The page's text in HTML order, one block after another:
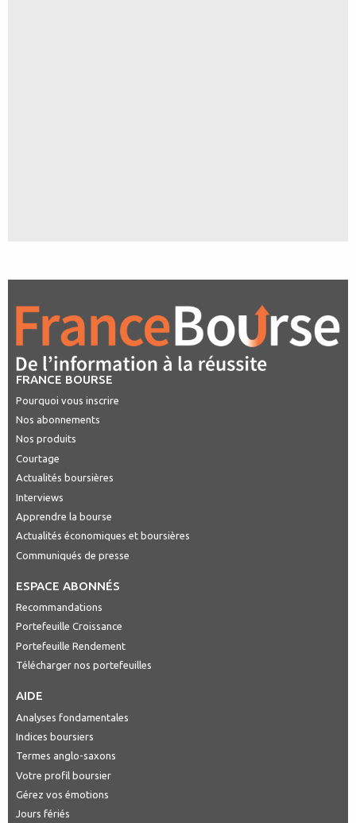
FRANCE BOURSE
Pourquoi vous inscrire
Nos abonnements
Nos produits
Courtage
Actualités boursières
Interviews
Apprendre la bourse
Actualités économiques et boursières
Communiqués de presse
ESPACE ABONNÉS
Recommandations
Portefeuille Croissance
Portefeuille Rendement
Télécharger nos portefeuilles
AIDE
Analyses fondamentales
Indices boursiers
Termes anglo-saxons
Votre profil boursier
Gérez vos émotions
Jours fériés